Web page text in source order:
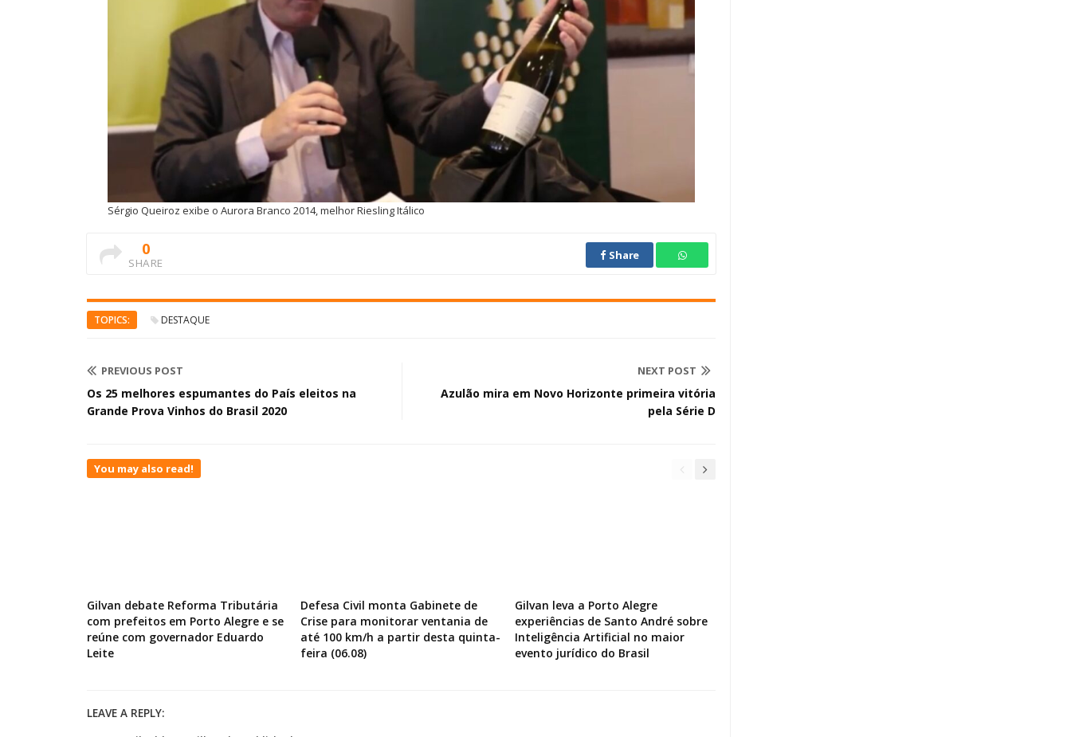
Sérgio Queiroz exibe o Aurora Branco 2014, melhor Riesling Itálico
0
SHARE
Share
TOPICS: DESTAQUE
PREVIOUS POST
Os 25 melhores espumantes do País eleitos na
Grande Prova Vinhos do Brasil 2020
NEXT POST
Azulão mira em Novo Horizonte primeira vitória
pela Série D
You may also read!
Gilvan debate Reforma Tributária
com prefeitos em Porto Alegre e se
reúne com governador Eduardo
Leite
Defesa Civil monta Gabinete de
Crise para monitorar ventania de
até 100 km/h a partir desta quinta-
feira (06.08)
Gilvan leva a Porto Alegre
experiências de Santo André sobre
Inteligência Artificial no maior
evento jurídico do Brasil
LEAVE A REPLY: